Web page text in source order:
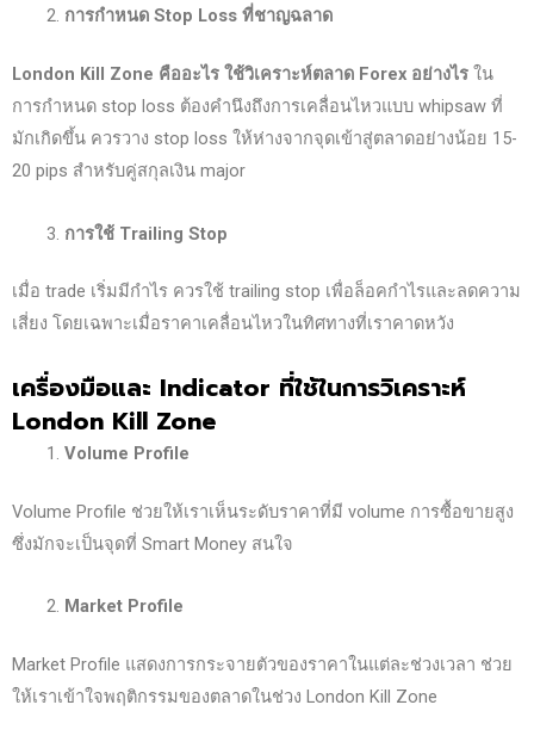
การกำหนด Stop Loss ที่ชาญฉลาด
London Kill Zone คืออะไร ใช้วิเคราะห์ตลาด Forex อย่างไร ใน
การกำหนด stop loss ต้องคำนึงถึงการเคลื่อนไหวแบบ whipsaw ที่
มักเกิดขึ้น ควรวาง stop loss ให้ห่างจากจุดเข้าสู่ตลาดอย่างน้อย 15-
20 pips สำหรับคู่สกุลเงิน major
การใช้ Trailing Stop
เมื่อ trade เริ่มมีกำไร ควรใช้ trailing stop เพื่อล็อคกำไรและลดความ
เสี่ยง โดยเฉพาะเมื่อราคาเคลื่อนไหวในทิศทางที่เราคาดหวัง
เครื่องมือและ Indicator ที่ใช้ในการวิเคราะห์
London Kill Zone
Volume Profile
Volume Profile ช่วยให้เราเห็นระดับราคาที่มี volume การซื้อขายสูง
ซึ่งมักจะเป็นจุดที่ Smart Money สนใจ
Market Profile
Market Profile แสดงการกระจายตัวของราคาในแต่ละช่วงเวลา ช่วย
ให้เราเข้าใจพฤติกรรมของตลาดในช่วง London Kill Zone